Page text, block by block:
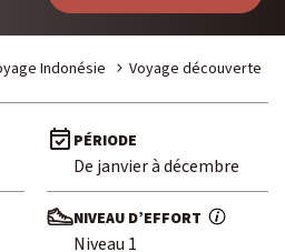
à chiens
& Pulka
Indonésie
Voyage découverte
PÉRIODE
De janvier à décembre
NIVEAU D’EFFORT
Niveau 1